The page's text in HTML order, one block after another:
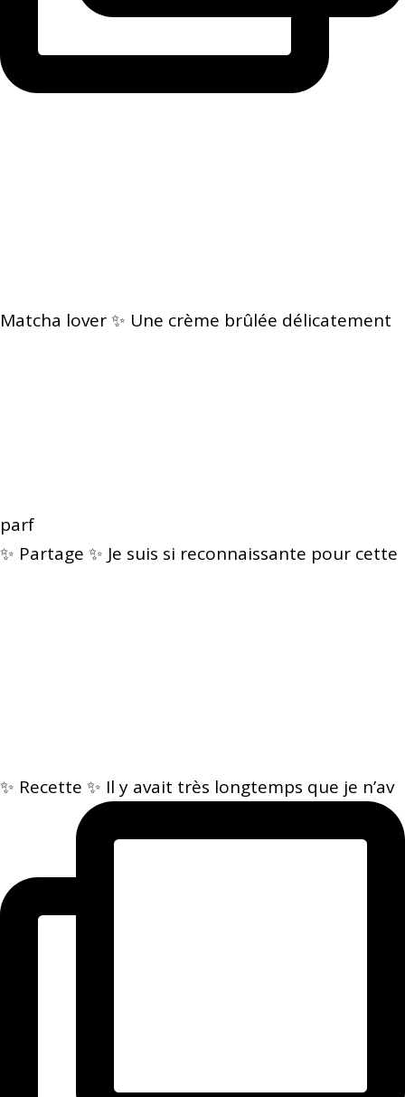
Matcha lover ✨ Une crème brûlée délicatement
parf
✨ Partage ✨ Je suis si reconnaissante pour cette
✨ Recette ✨ Il y avait très longtemps que je n’av